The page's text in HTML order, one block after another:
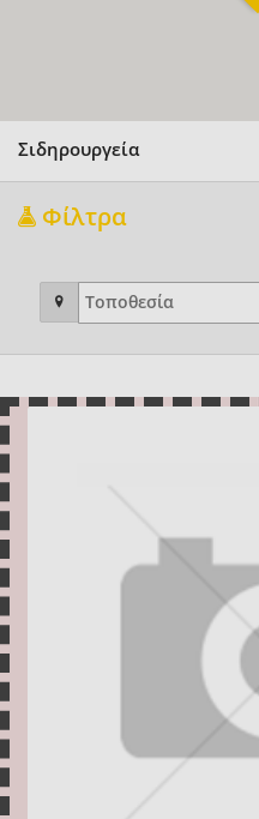
Σιδηρουργεία
Φίλτρα